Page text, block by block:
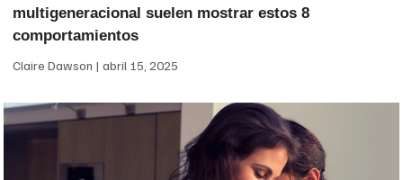
multigeneracional suelen mostrar estos 8
comportamientos
Claire Dawson abril 15, 2025